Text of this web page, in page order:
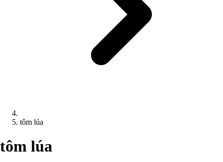
tôm lúa
tôm lúa